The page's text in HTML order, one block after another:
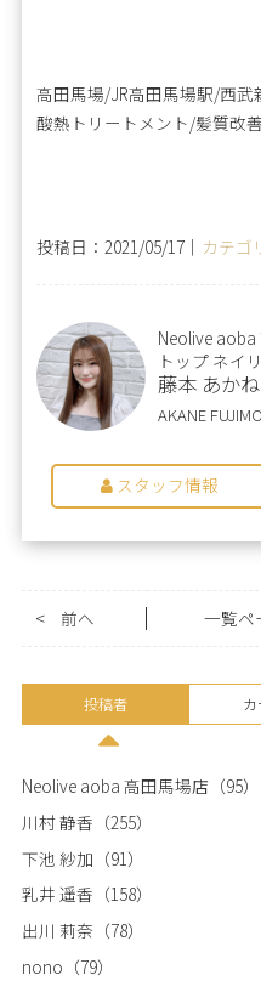
高田馬場/JR高田馬場駅/西
酸熱トリートメント/髪質改
投稿日：2021/05/17｜ カテゴ
Neolive
トップ ネイ
藤本 あかね
AKANE
スタッフ情報
< 前へ 一覧ペ
投稿者
Neolive aoba 高田馬場店 （95）
川村 静香 （255）
下池 紗加 （91）
乳井 遥香 （158）
出川 莉奈 （78）
nono （79）